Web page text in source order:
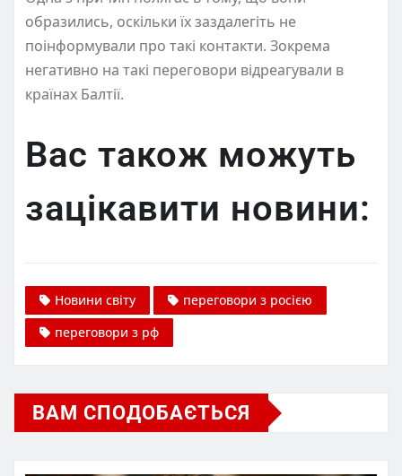
образились, оскільки їх заздалегіть не
поінформували про такі контакти. Зокрема
негативно на такі переговори відреагували в
країнах Балтії.
Вас також можуть
зацікавити новини:
Новини світу
переговори з росією
переговори з рф
ВАМ СПОДОБАЄТЬСЯ